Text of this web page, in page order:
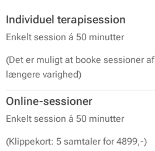
Individuel terapisession
Enkelt session á 50 minutter
(Det er muligt at booke sessioner af
længere varighed)
Online-sessioner
Enkelt session á 50 minutter
(Klippekort: 5 samtaler for 4899,-)